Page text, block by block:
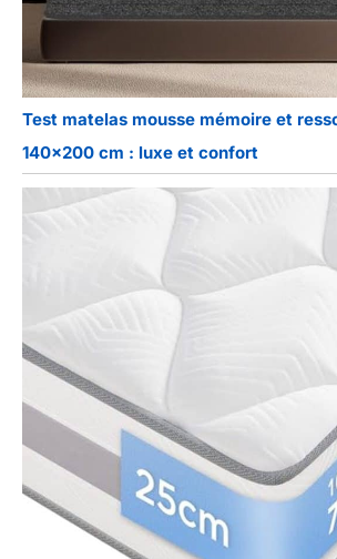
Test matelas mousse mémoire et
140×200 cm : luxe et confort